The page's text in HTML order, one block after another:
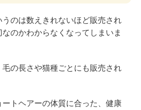
のは数えきれないほど販売され
のかわからなくなってしまいま
の長さや猫種ごとにも販売され
ートヘアーの体質に合った、健康